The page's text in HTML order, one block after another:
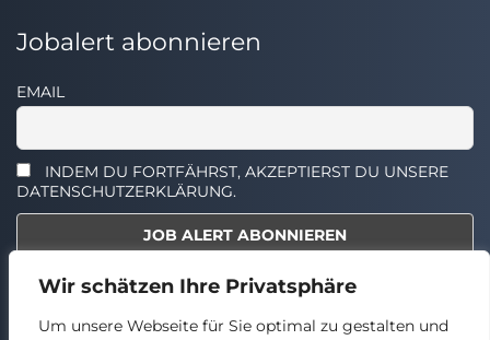
Wir schätzen Ihre Privatsphäre
Um unsere Webseite für Sie optimal zu gestalten und
Jobalert abonnieren
EMAIL
INDEM DU FORTFÄHRST, AKZEPTIERST DU UNSERE
DATENSCHUTZERKLÄRUNG.
Select the widget you want to show.